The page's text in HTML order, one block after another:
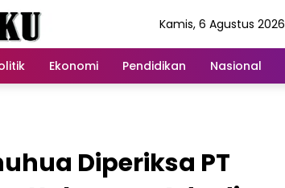
Kamis, 6 Agustus 2026
Ekonomi Pendidikan Nasional
Diperiksa PT